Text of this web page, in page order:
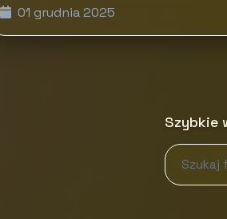
01 grudnia 2025
Szybkie